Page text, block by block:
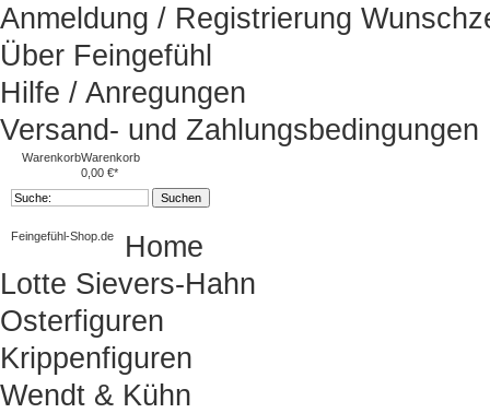
Anmeldung / Registrierung
Über Feingefühl
Hilfe / Anregungen
Versand- und Zahlungsbedingungen
WarenkorbWarenkorb
0,00 €*
Feingefühl-Shop.de
Home
Lotte Sievers-Hahn
Osterfiguren
Krippenfiguren
Wendt & Kühn